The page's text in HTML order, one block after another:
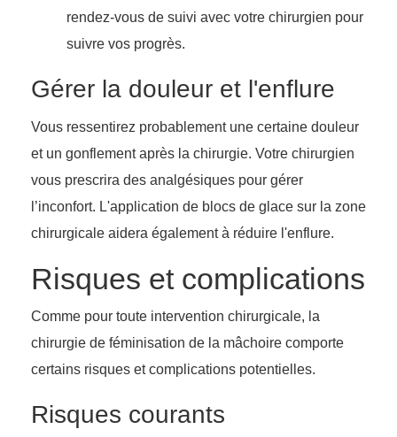
rendez-vous de suivi avec votre chirurgien pour
suivre vos progrès.
Gérer la douleur et l'enflure
Vous ressentirez probablement une certaine douleur
et un gonflement après la chirurgie. Votre chirurgien
vous prescrira des analgésiques pour gérer
l’inconfort. L'application de blocs de glace sur la zone
chirurgicale aidera également à réduire l'enflure.
Risques et complications
Comme pour toute intervention chirurgicale, la
chirurgie de féminisation de la mâchoire comporte
certains risques et complications potentielles.
Risques courants